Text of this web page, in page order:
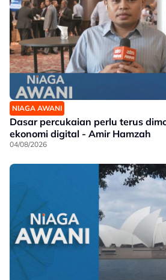
NIAGA AWANI
Dasar percukaian perlu terus
ekonomi digital - Amir Hamzah
04/08/2026